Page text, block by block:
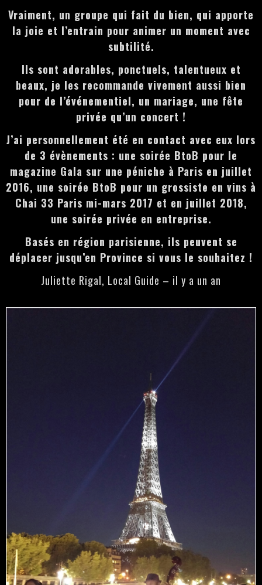
Vraiment, un groupe qui fait du bien, qui apporte
la joie et l’entrain pour animer un moment avec
subtilité.
Ils sont adorables, ponctuels, talentueux et
beaux, je les recommande vivement aussi bien
pour de l’événementiel, un mariage, une fête
privée qu’un concert !
J’ai personnellement été en contact avec eux lors
de 3 évènements : une soirée BtoB pour le
magazine Gala sur une péniche à Paris en juillet
2016, une soirée BtoB pour un grossiste en vins à
Chai 33 Paris mi-mars 2017 et en juillet 2018,
une soirée privée en entreprise.
Basés en région parisienne, ils peuvent se
déplacer jusqu’en Province si vous le souhaitez !
Juliette Rigal, Local Guide – il y a un an